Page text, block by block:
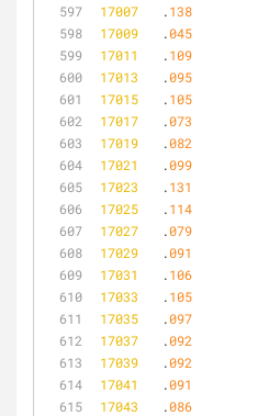
17007
	.
138
17009
	.
045
17011
	.
109
17013
	.
095
17015
	.
105
17017
	.
073
17019
	.
082
17021
	.
099
17023
	.
131
17025
	.
114
17027
	.
079
17029
	.
091
17031
	.
106
17033
	.
105
17035
	.
097
17037
	.
092
17039
	.
092
17041
	.
091
17043
	.
086